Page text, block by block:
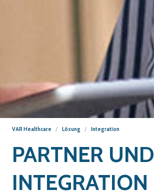
VAR Healthcare Lösung Integration
PARTNER UND
INTEGRATION